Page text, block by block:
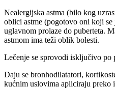
Nealergijska astma (bilo kog
oblici astme (pogotovo oni koji
uglavnom prolaze do puberteta.
astmom ima teži oblik bolesti.
Lečenje se sprovodi isključivo po
Daju se bronhodilatatori,
kućnim uslovima apliciraju preko